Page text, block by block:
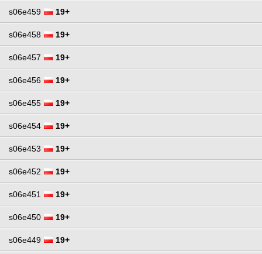
s06e459 19+
s06e458 19+
s06e457 19+
s06e456 19+
s06e455 19+
s06e454 19+
s06e453 19+
s06e452 19+
s06e451 19+
s06e450 19+
s06e449 19+